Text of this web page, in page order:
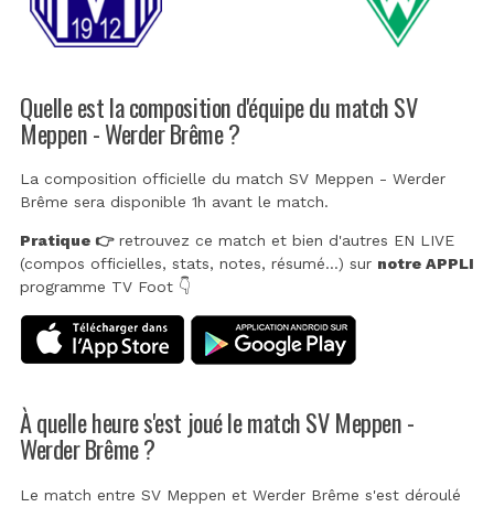
Quelle est la composition d'équipe du match SV
Meppen - Werder Brême ?
La composition officielle du match SV Meppen - Werder
Brême sera disponible 1h avant le match.
Pratique 👉retrouvez ce match et bien d'autres EN LIVE
(compos officielles, stats, notes, résumé...) sur notre APPLI
programme TV Foot 👇
À quelle heure s'est joué le match SV Meppen -
Werder Brême ?
Le match entre SV Meppen et Werder Brême s'est déroulé